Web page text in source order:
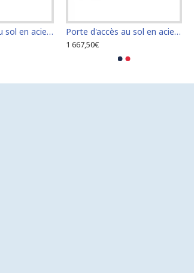
Porte d'accès au sol en acier inoxydable 60 cm x 100 cm pour intérieur et extérieur Porte d'accès au sol en acier inoxydable 60 cm x 110 cm pour intérieur et extérieur
1 667,50€